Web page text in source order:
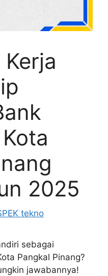
2025
tekno
sebagai
Pangkal Pinang?
jawabannya!